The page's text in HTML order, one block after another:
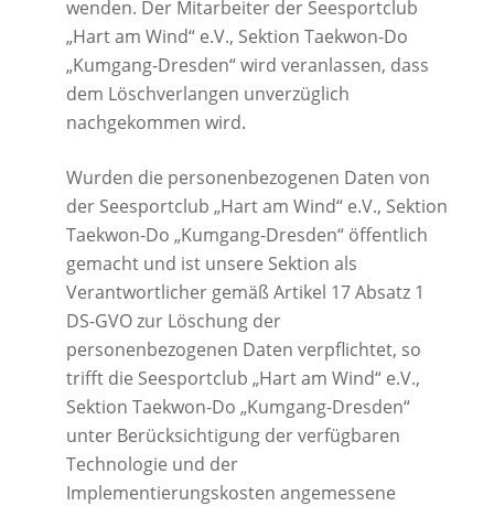
wenden. Der Mitarbeiter der Seesportclub
„Hart am Wind“ e.V., Sektion Taekwon-Do
„Kumgang-Dresden“ wird veranlassen, dass
dem Löschverlangen unverzüglich
nachgekommen wird.
Wurden die personenbezogenen Daten von
der Seesportclub „Hart am Wind“ e.V., Sektion
Taekwon-Do „Kumgang-Dresden“ öffentlich
gemacht und ist unsere Sektion als
Verantwortlicher gemäß Artikel 17 Absatz 1
DS-GVO zur Löschung der
personenbezogenen Daten verpflichtet, so
trifft die Seesportclub „Hart am Wind“ e.V.,
Sektion Taekwon-Do „Kumgang-Dresden“
unter Berücksichtigung der verfügbaren
Technologie und der
Implementierungskosten angemessene